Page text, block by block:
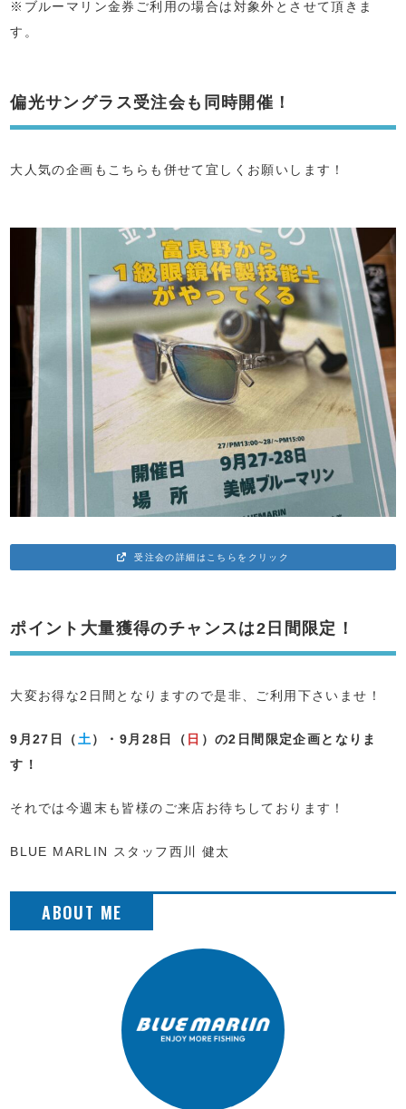
※ブルーマリン金券ご利用の場合は対象外とさせて頂きま
す。
偏光サングラス受注会も同時開催！
大人気の企画もこちらも併せて宜しくお願いします！
受注会の詳細はこちらをクリック
ポイント大量獲得のチャンスは2日間限定！
大変お得な2日間となりますので是非、ご利用下さいませ！
9月27日（土）・9月28日（ 日 ）の2日間限定企画となりま
す！
それでは今週末も皆様のご来店お待ちしております！
BLUE MARLIN スタッフ西川 健太